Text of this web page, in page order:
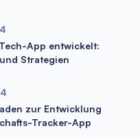
App entwickelt:
Strategien
zur Entwicklung
Tracker-App